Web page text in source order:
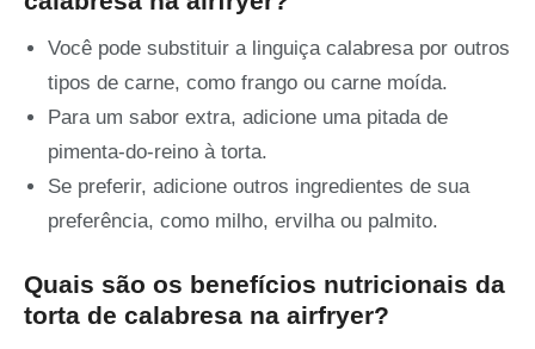
Você pode substituir a linguiça calabresa por outros
tipos de carne, como frango ou carne moída.
Para um sabor extra, adicione uma pitada de
pimenta-do-reino à torta.
Se preferir, adicione outros ingredientes de sua
preferência, como milho, ervilha ou palmito.
Quais são os benefícios nutricionais da
torta de calabresa na airfryer?